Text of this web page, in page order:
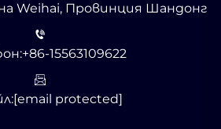
Weihai, Провинция Шандонг
+86-15563109622
[email protected]